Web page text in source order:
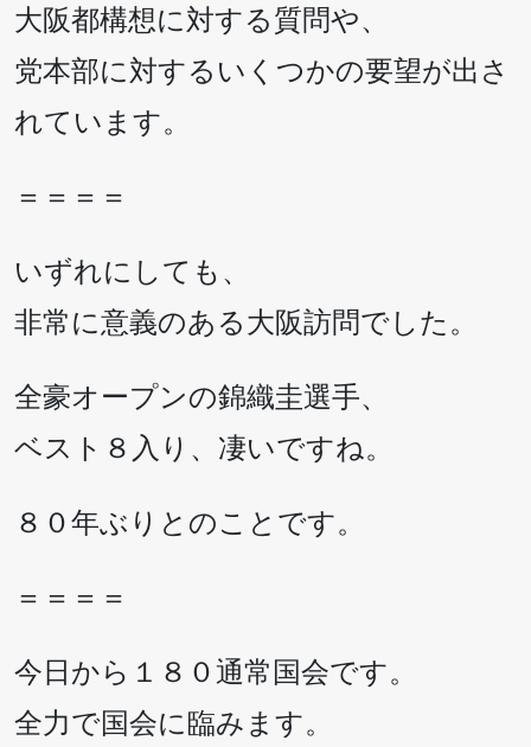
大阪都構想に対する質問や、
党本部に対するいくつかの要望が出さ
れています。
＝＝＝＝
いずれにしても、
非常に意義のある大阪訪問でした。
全豪オープンの錦織圭選手、
ベスト８入り、凄いですね。
８０年ぶりとのことです。
＝＝＝＝
今日から１８０通常国会です。
全力で国会に臨みます。